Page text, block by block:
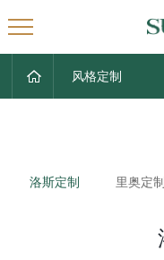
风格定制
洛斯定制 里奥定制